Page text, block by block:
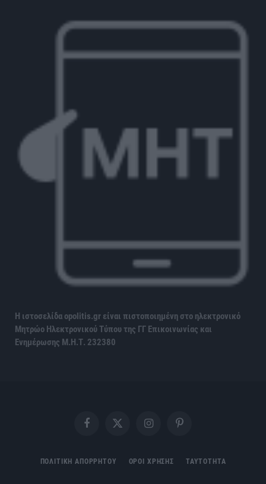
Η ιστοσελίδα opolitis.gr είναι πιστοποιημένη στο ηλεκτρονικό
Μητρώο Ηλεκτρονικού Τύπου της ΓΓ Επικοινωνίας και
Ενημέρωσης Μ.Η.Τ. 232380
FacebookX
InstagramPinterest
ΠΟΛΙΤΙΚΗ ΑΠΟΡΡΗΤΟΥ ΟΡΟΙ ΧΡΗΣΗΣ ΤΑΥΤΟΤΗΤΑ